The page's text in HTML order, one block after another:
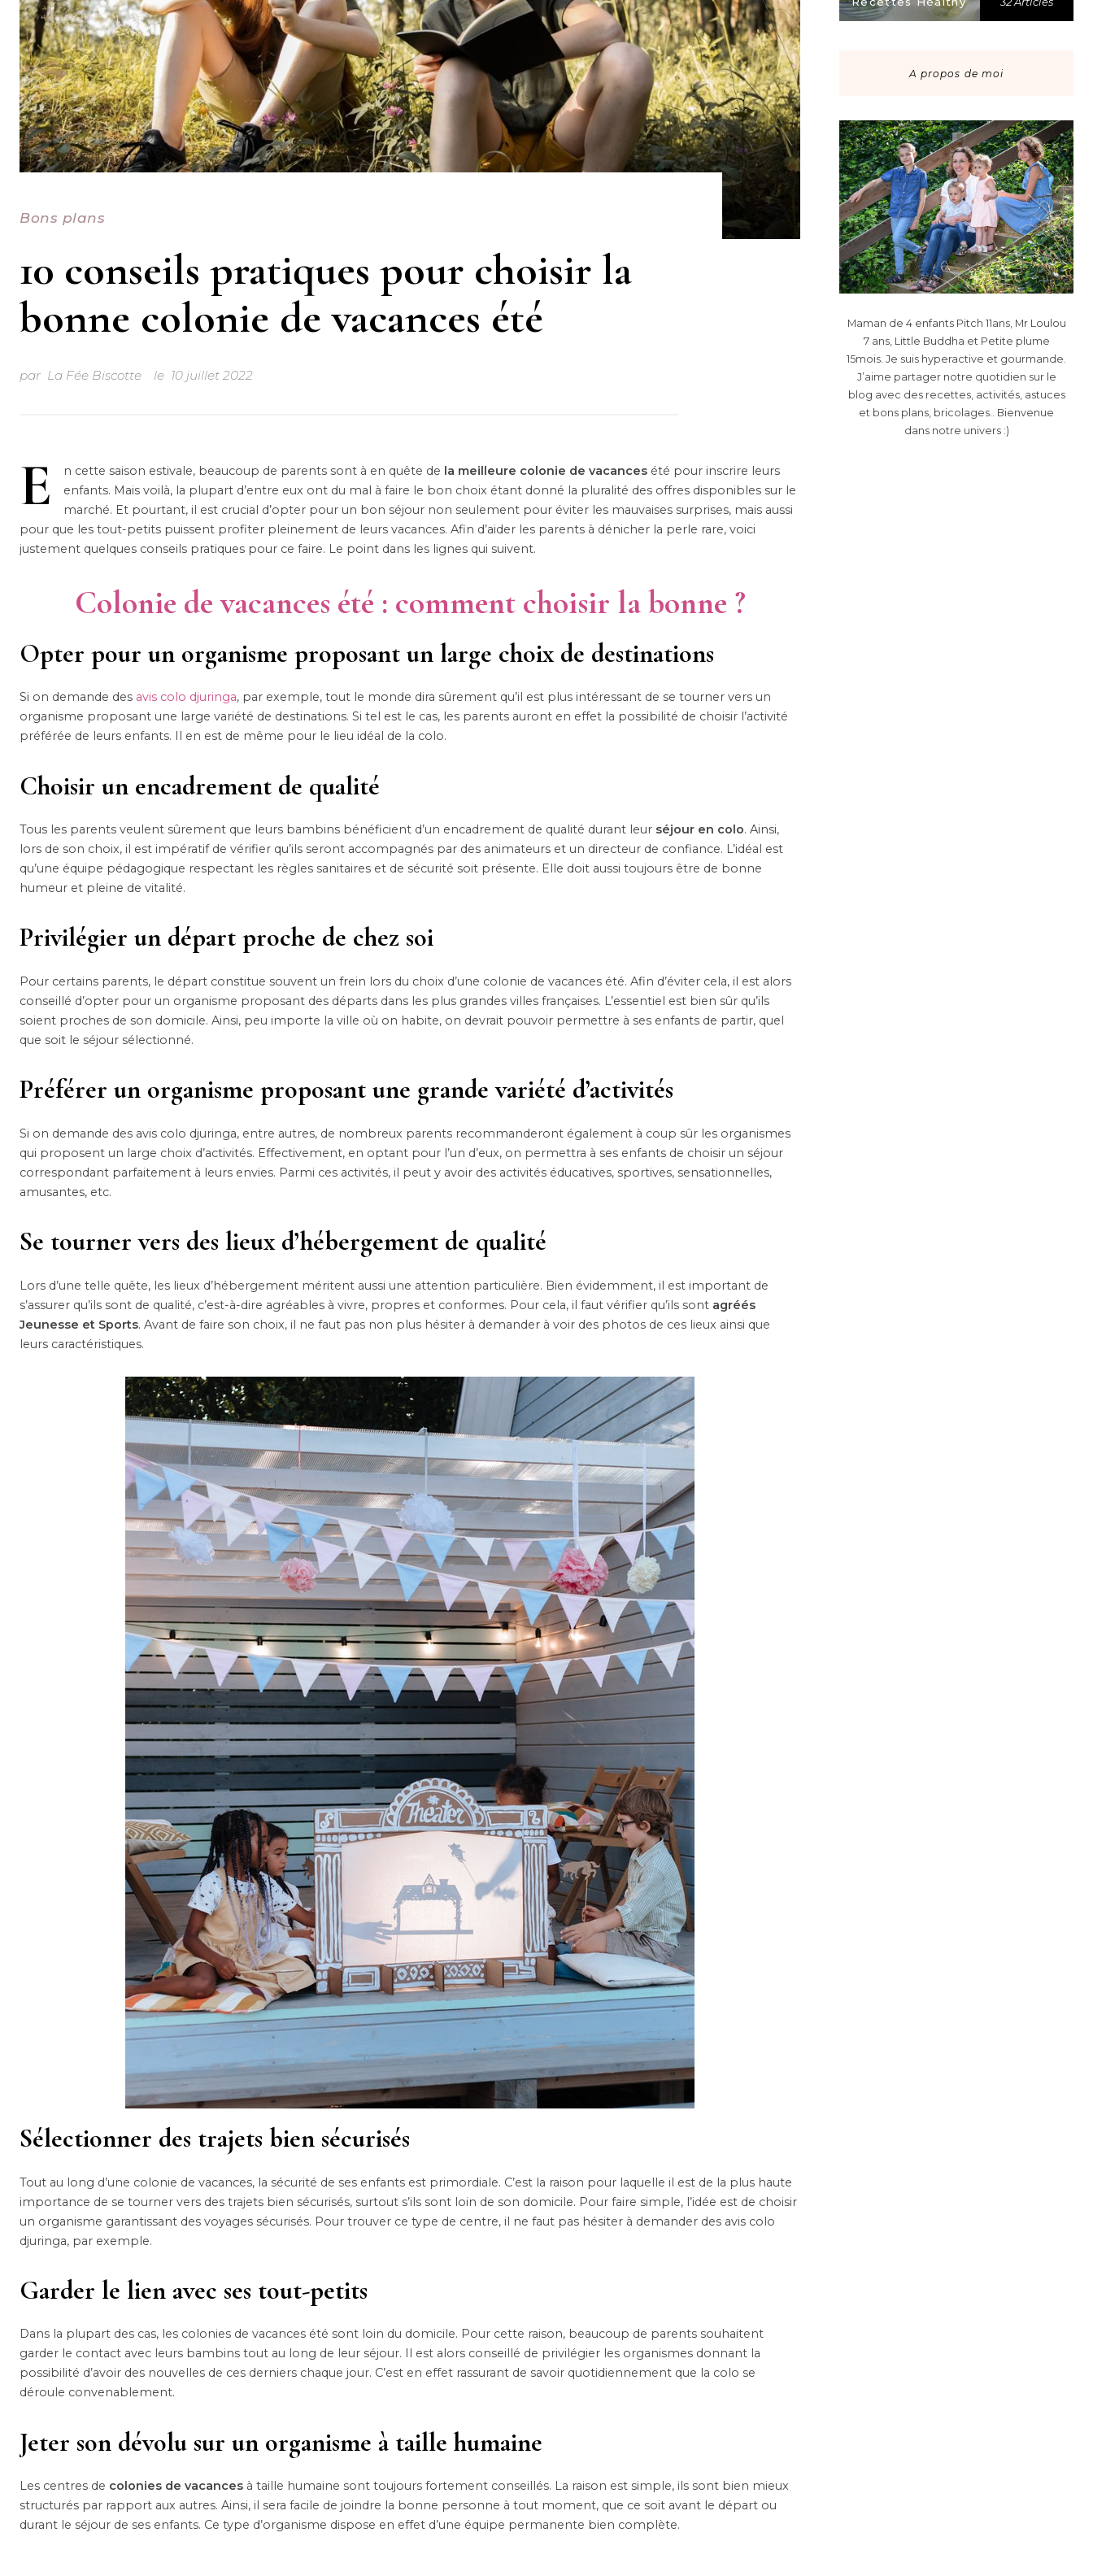
Bons plans
10 conseils pratiques pour choisir la
bonne colonie de vacances été
par La Fée Biscotte le 10 juillet 2022
E n cette saison estivale, beaucoup de parents sont à en quête de la meilleure colonie de vacances été pour inscrire leurs
enfants. Mais voilà, la plupart d’entre eux ont du mal à faire le bon choix étant donné la pluralité des offres disponibles sur le
marché. Et pourtant, il est crucial d’opter pour un bon séjour non seulement pour éviter les mauvaises surprises, mais aussi
pour que les tout-petits puissent profiter pleinement de leurs vacances. Afin d’aider les parents à dénicher la perle rare, voici
justement quelques conseils pratiques pour ce faire. Le point dans les lignes qui suivent.
Colonie de vacances été : comment choisir la bonne ?
Opter pour un organisme proposant un large choix de destinations
Si on demande des avis colo djuringa, par exemple, tout le monde dira sûrement qu’il est plus intéressant de se tourner vers un
organisme proposant une large variété de destinations. Si tel est le cas, les parents auront en effet la possibilité de choisir l’activité
préférée de leurs enfants. Il en est de même pour le lieu idéal de la colo.
Choisir un encadrement de qualité
Tous les parents veulent sûrement que leurs bambins bénéficient d’un encadrement de qualité durant leur séjour en colo. Ainsi,
lors de son choix, il est impératif de vérifier qu’ils seront accompagnés par des animateurs et un directeur de confiance. L’idéal est
qu’une équipe pédagogique respectant les règles sanitaires et de sécurité soit présente. Elle doit aussi toujours être de bonne
humeur et pleine de vitalité.
Privilégier un départ proche de chez soi
Pour certains parents, le départ constitue souvent un frein lors du choix d’une colonie de vacances été. Afin d’éviter cela, il est alors
conseillé d’opter pour un organisme proposant des départs dans les plus grandes villes françaises. L’essentiel est bien sûr qu’ils
soient proches de son domicile. Ainsi, peu importe la ville où on habite, on devrait pouvoir permettre à ses enfants de partir, quel
que soit le séjour sélectionné.
Préférer un organisme proposant une grande variété d’activités
Si on demande des avis colo djuringa, entre autres, de nombreux parents recommanderont également à coup sûr les organismes
qui proposent un large choix d’activités. Effectivement, en optant pour l’un d’eux, on permettra à ses enfants de choisir un séjour
correspondant parfaitement à leurs envies. Parmi ces activités, il peut y avoir des activités éducatives, sportives, sensationnelles,
amusantes, etc.
Se tourner vers des lieux d’hébergement de qualité
Lors d’une telle quête, les lieux d’hébergement méritent aussi une attention particulière. Bien évidemment, il est important de
s’assurer qu’ils sont de qualité, c’est-à-dire agréables à vivre, propres et conformes. Pour cela, il faut vérifier qu’ils sont agréés
Jeunesse et Sports. Avant de faire son choix, il ne faut pas non plus hésiter à demander à voir des photos de ces lieux ainsi que
leurs caractéristiques.
Sélectionner des trajets bien sécurisés
Tout au long d’une colonie de vacances, la sécurité de ses enfants est primordiale. C’est la raison pour laquelle il est de la plus haute
importance de se tourner vers des trajets bien sécurisés, surtout s’ils sont loin de son domicile. Pour faire simple, l’idée est de choisir
un organisme garantissant des voyages sécurisés. Pour trouver ce type de centre, il ne faut pas hésiter à demander des avis colo
djuringa, par exemple.
Garder le lien avec ses tout-petits
Dans la plupart des cas, les colonies de vacances été sont loin du domicile. Pour cette raison, beaucoup de parents souhaitent
garder le contact avec leurs bambins tout au long de leur séjour. Il est alors conseillé de privilégier les organismes donnant la
possibilité d’avoir des nouvelles de ces derniers chaque jour. C’est en effet rassurant de savoir quotidiennement que la colo se
déroule convenablement.
Jeter son dévolu sur un organisme à taille humaine
Les centres de colonies de vacances à taille humaine sont toujours fortement conseillés. La raison est simple, ils sont bien mieux
structurés par rapport aux autres. Ainsi, il sera facile de joindre la bonne personne à tout moment, que ce soit avant le départ ou
durant le séjour de ses enfants. Ce type d’organisme dispose en effet d’une équipe permanente bien complète.
A propos de moi
Maman de 4 enfants Pitch 11ans, Mr Loulou
7 ans, Little Buddha et Petite plume
15mois. Je suis hyperactive et gourmande.
J’aime partager notre quotidien sur le
blog avec des recettes, activités, astuces
et bons plans, bricolages.. Bienvenue
dans notre univers :)